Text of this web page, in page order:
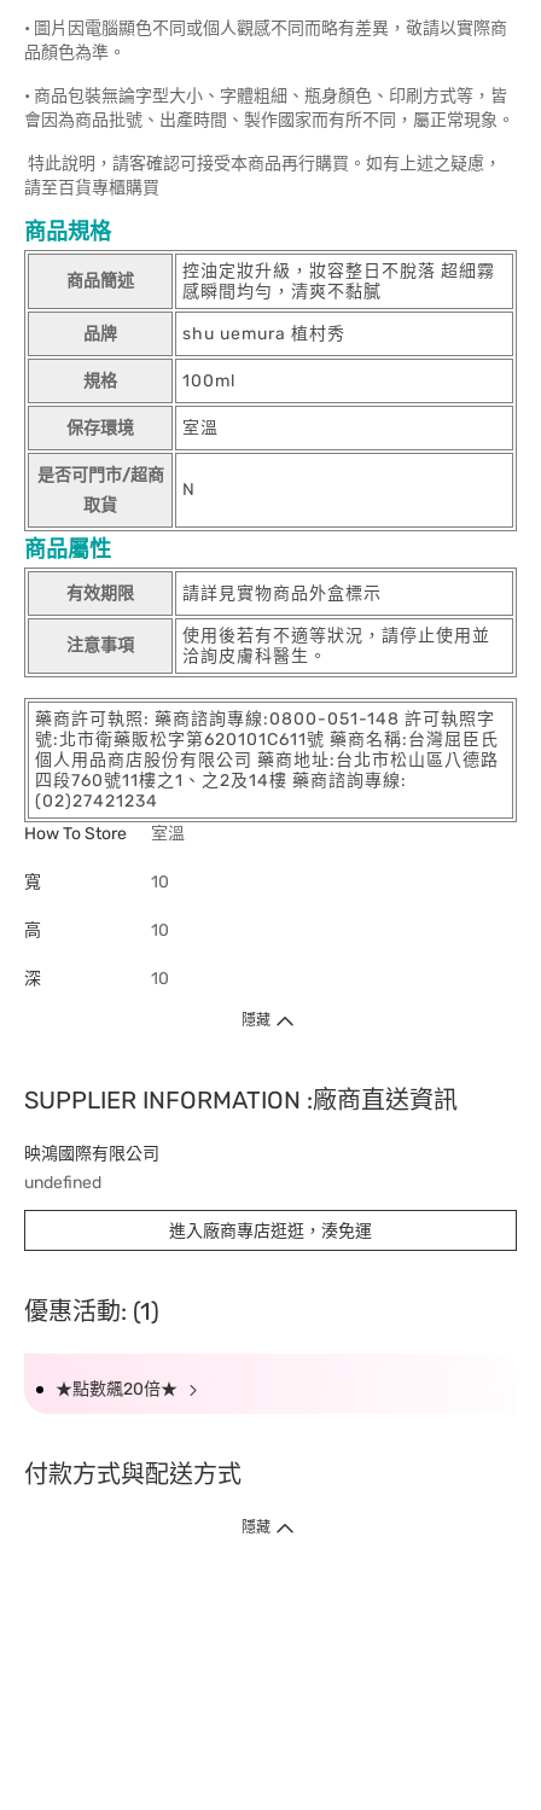
• 圖片因電腦顯色不同或個人觀感不同而略有差異，敬請以實際商
品顏色為準。
• 商品包裝無論字型大小、字體粗細、瓶身顏色、印刷方式等，皆
會因為商品批號、出產時間、製作國家而有所不同，屬正常現象。
特此說明，請客確認可接受本商品再行購買。如有上述之疑慮，
請至百貨專櫃購買
商品規格
商品簡述
控油定妝升級，妝容整日不脫落 超細霧
感瞬間均勻，清爽不黏膩
品牌 shu uemura 植村秀
規格 100ml
保存環境 室溫
是否可門市/超商
取貨
N
商品屬性
有效期限 請詳見實物商品外盒標示
注意事項
使用後若有不適等狀況，請停止使用並
洽詢皮膚科醫生。
藥商許可執照: 藥商諮詢專線:0800-051-148 許可執照字
號:北市衛藥販松字第620101C611號 藥商名稱:台灣屈臣氏
個人用品商店股份有限公司 藥商地址:台北市松山區八德路
四段760號11樓之1、之2及14樓 藥商諮詢專線:
(02)27421234
How To Store
室溫
寬 10
高 10
深 10
隱藏
SUPPLIER INFORMATION :廠商直送資訊
映鴻國際有限公司
undefined
進入廠商專店逛逛，湊免運
優惠活動: (1)
★點數飆20倍★
付款方式與配送方式
隱藏